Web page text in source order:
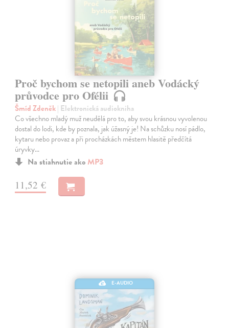
Proč bychom se netopili aneb Vodácký
průvodce pro Ofélii
Šmíd Zdeněk| Elektronická audiokniha
Co všechno mladý muž neudělá pro to, aby svou krásnou vyvolenou
dostal do lodi, kde by poznala, jak úžasný je! Na schůzku nosí pádlo,
kytaru nebo provaz a při procházkách městem hlasitě předčítá
úryvky…
Na stiahnutie ako MP3
11,52 €
E-AUDIO